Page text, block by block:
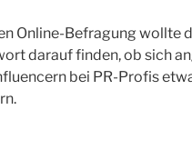
Online-Befragung wollte
darauf finden, ob sich
bei PR-Profis